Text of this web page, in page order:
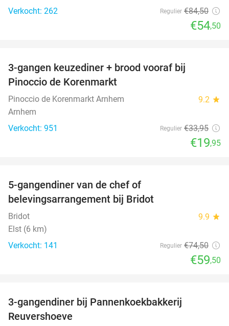
Verkocht: 262
Regulier €84,50
€54,50
3-gangen keuzediner + brood vooraf bij
Pinoccio de Korenmarkt
Pinoccio de Korenmarkt Arnhem 9.2 star
Arnhem
Verkocht: 951
Regulier €33,95
€19,95
5-gangendiner van de chef of
belevingsarrangement bij Bridot
Bridot 9.9 star
Elst (6 km)
Verkocht: 141
Regulier €74,50
€59,50
3-gangendiner bij Pannenkoekbakkerij
Reuvershoeve